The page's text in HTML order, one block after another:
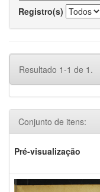
Registro(s)
Resultado 1-1 de 1.
Conjunto de itens:
Pré-visualização